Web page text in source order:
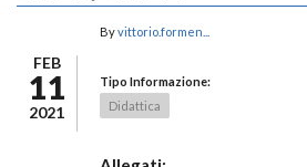
FEB
11
2021
Byvittorio.formen...
Tipo Informazione:
Didattica